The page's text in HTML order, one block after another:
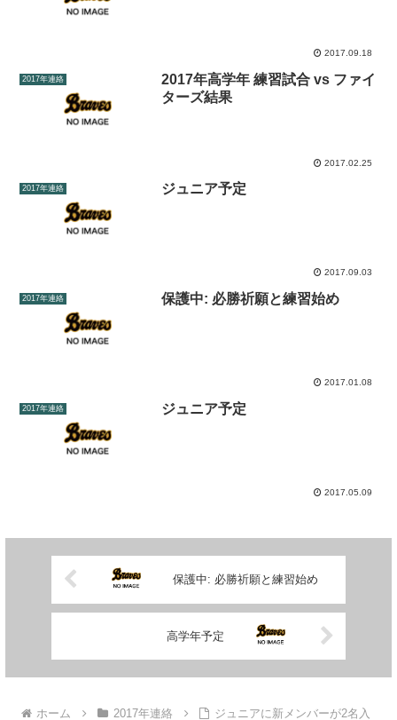
2017.09.18
2017年連絡
2017年高学年 練習試合 vs ファイ
ターズ結果
2017.02.25
2017年連絡 ジュニア予定
2017.09.03
2017年連絡 保護中: 必勝祈願と練習始め
2017.01.08
2017年連絡 ジュニア予定
2017.05.09
保護中: 必勝祈願と練習始め
高学年予定
ホーム 2017年連絡 ジュニアに新メンバーが2名入